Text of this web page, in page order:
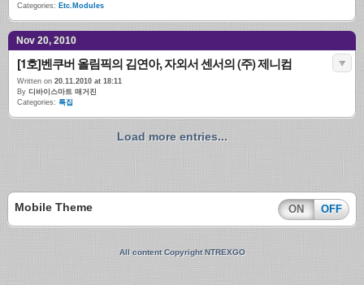
Categories: Etc.Modules
Nov 20, 2010
[1호]벤쿠버 올림픽의 김연아, 자외서 센서의 (주) 제니컴
Written on 20.11.2010 at 18:11
By 디바이스마트 매거진
Categories: 특집
Load more entries...
Mobile Theme ON OFF
All content Copyright NTREXGO